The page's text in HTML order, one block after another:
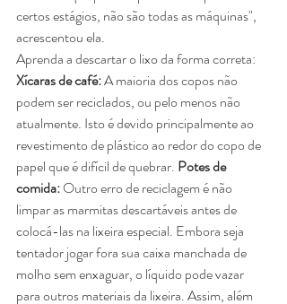
certos estágios, não são todas as máquinas",
acrescentou ela.
Aprenda a descartar o lixo da forma correta:
Xícaras de café: A maioria dos copos não
podem ser reciclados, ou pelo menos não
atualmente. Isto é devido principalmente ao
revestimento de plástico ao redor do copo de
papel que é difícil de quebrar. Potes de
comida: Outro erro de reciclagem é não
limpar as marmitas descartáveis antes de
colocá-las na lixeira especial. Embora seja
tentador jogar fora sua caixa manchada de
molho sem enxaguar, o líquido pode vazar
para outros materiais da lixeira. Assim, além